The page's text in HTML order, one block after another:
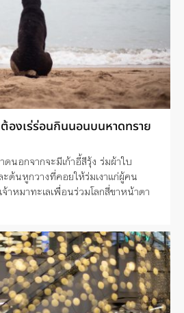
ต้องเร่ร่อนกินนอนบนหาดทราย
นอกจากจะมีเก้าอี้สีรุ้ง ร่มผ้าใบ
ต้นหูกวางที่คอยให้ร่มเงาแก่ผู้คน
าหมาทะเลเพื่อนร่วมโลกสี่ขาหน้าตา